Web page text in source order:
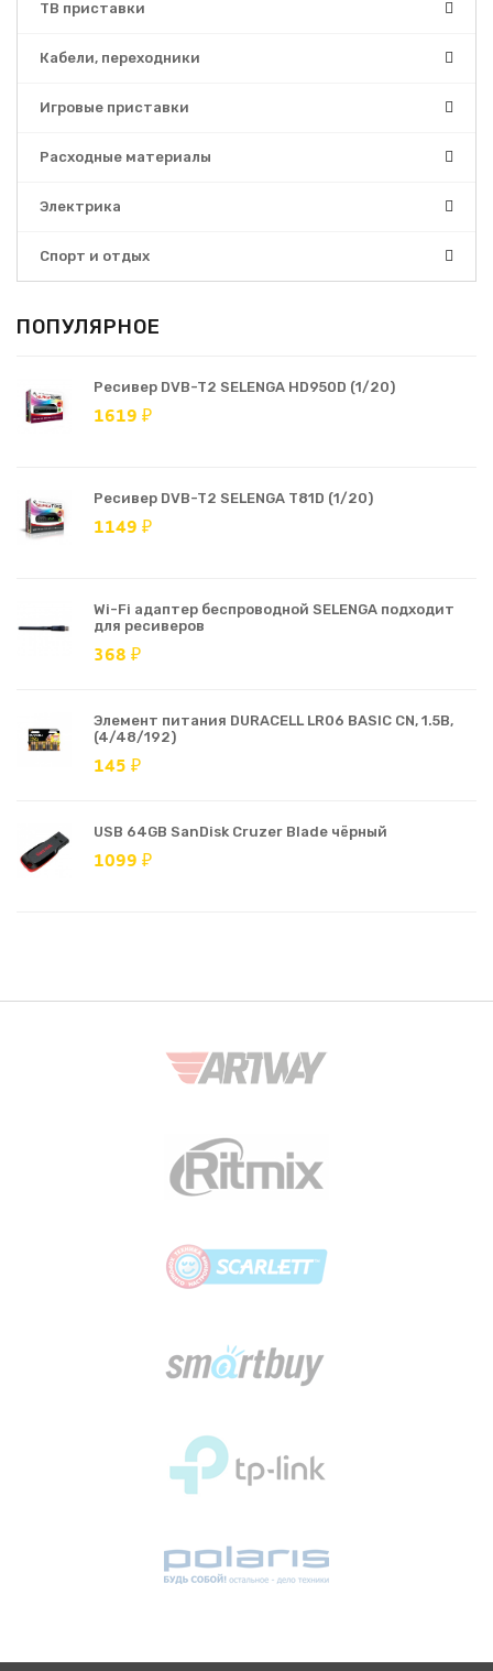
ТВ приставки
Кабели, переходники
Игровые приставки
Расходные материалы
Электрика
Спорт и отдых
ПОПУЛЯРНОЕ
Ресивер DVB-T2 SELENGA HD950D (1/20)
1619 ₽
Ресивер DVB-T2 SELENGA T81D (1/20)
1149 ₽
Wi-Fi адаптер беспроводной SELENGA подходит
для ресиверов
368 ₽
Элемент питания DURACELL LR06 BASIC CN, 1.5В,
(4/48/192)
145 ₽
USB 64GB SanDisk Cruzer Blade чёрный
1099 ₽